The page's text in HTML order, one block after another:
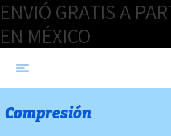
ENVIÓ GRATIS A
EN MÉXICO
Compresión